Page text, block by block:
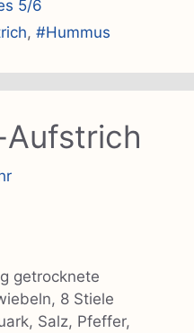
5/6
,#Hummus
getrocknete
8 Stiele
Salz, Pfeffer,